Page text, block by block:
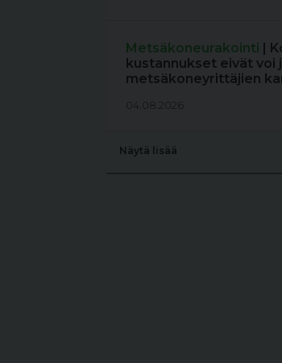
Metsäkoneurakointi |
kustannukset eivät voi
metsäkoneyrittäjien
04.08.2026
Näytä lisää